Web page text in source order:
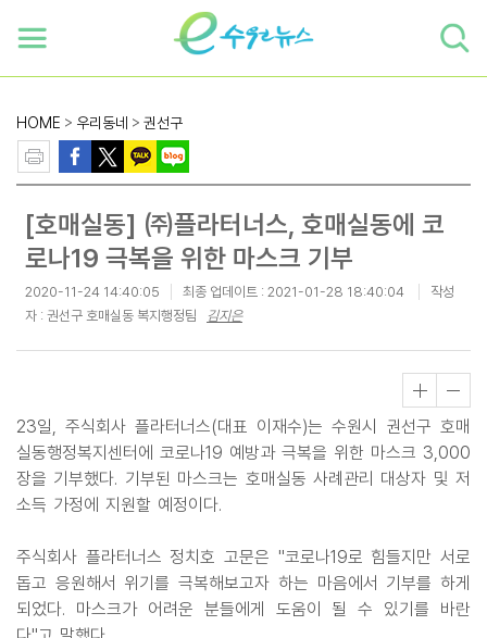
HOME > 우리동네 > 권선구
[호매실동] ㈜플라터너스, 호매실동에 코
로나19 극복을 위한 마스크 기부
2020-11-24 14:40:05 최종 업데이트 : 2021-01-28 18:40:04
작성
자 : 권선구 호매실동 복지행정팀
김지은
23일, 주식회사 플라터너스(대표 이재수)는 수원시 권선구 호매
실동행정복지센터에 코로나19 예방과 극복을 위한 마스크 3,000
장을 기부했다. 기부된 마스크는 호매실동 사례관리 대상자 및 저
소득 가정에 지원할 예정이다.
주식회사 플라터너스 정치호 고문은 "코로나19로 힘들지만 서로
돕고 응원해서 위기를 극복해보고자 하는 마음에서 기부를 하게
되었다. 마스크가 어려운 분들에게 도움이 될 수 있기를 바란